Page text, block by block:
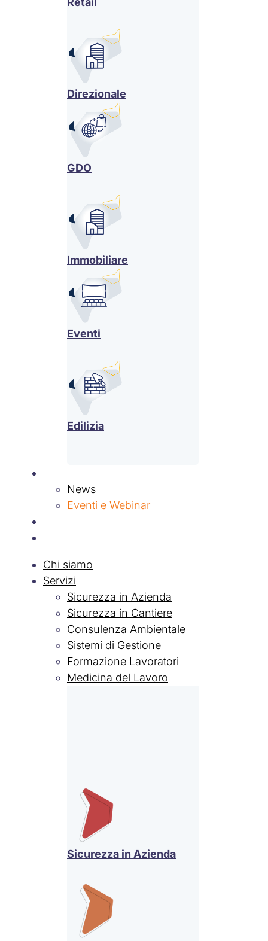
Direzionale
GDO
Immobiliare
Eventi
Edilizia
News
Eventi e Webinar
Chi siamo
Servizi
Sicurezza in Azienda
Sicurezza in Cantiere
Consulenza Ambientale
Sistemi di Gestione
Formazione Lavoratori
Medicina del Lavoro
Sicurezza in Azienda